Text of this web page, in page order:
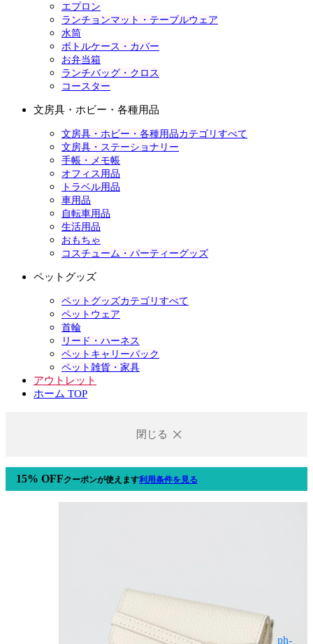
エプロン
ランチョンマット・テーブルウェア
水筒
ボトルケース・カバー
お弁当箱
ランチバッグ・クロス
コースター
文房具・ホビー・各種用品
文房具・ホビー・各種用品カテゴリすべて
文房具・ステーショナリー
手帳・メモ帳
オフィス用品
トラベル用品
車用品
自転車用品
生活用品
おもちゃ
コスチューム・パーティーグッズ
ペットグッズ
ペットグッズカテゴリすべて
ペットウェア
首輪
リード・ハーネス
ペットキャリーバック
ペット雑貨・家具
アウトレット
ホーム TOP
閉じる
15% OFFクーポンが使えます利用条件を見る